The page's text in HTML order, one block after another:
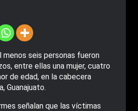
menos seis personas fueron
entre ellas una mujer, cuatro
de edad, en la cabecera
Guanajuato.
señalan que las víctimas